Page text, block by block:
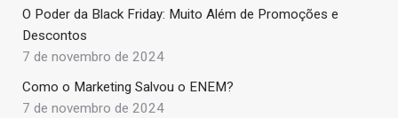
O Poder da Black Friday: Muito Além de Promoções e
Descontos
7 de novembro de 2024
Como o Marketing Salvou o ENEM?
7 de novembro de 2024